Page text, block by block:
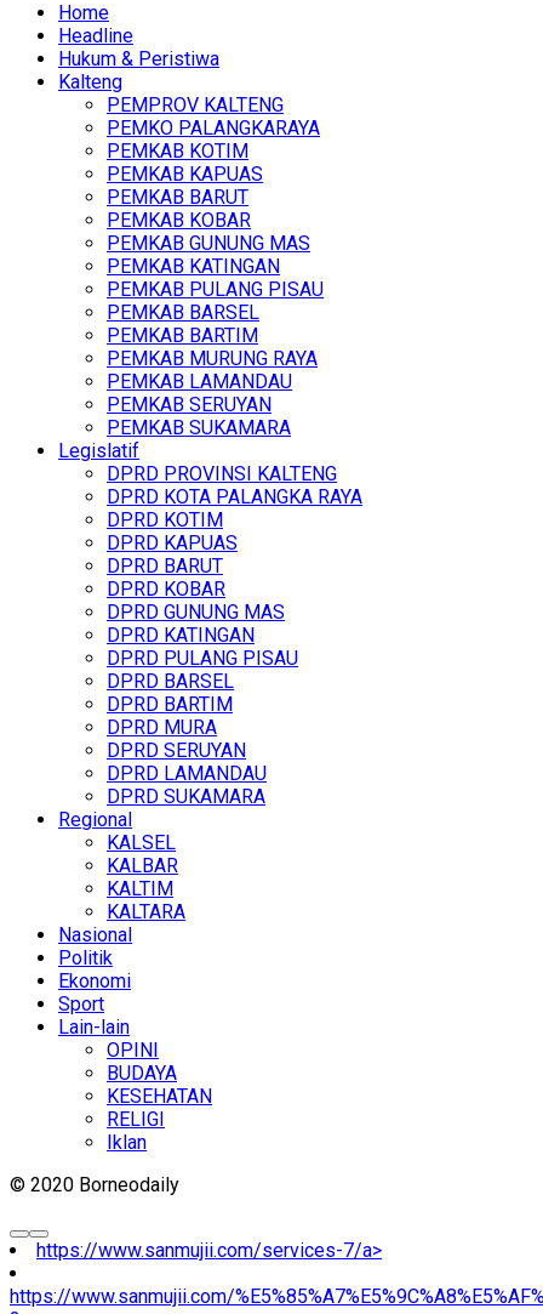
Home
Headline
Hukum & Peristiwa
Kalteng
PEMPROV KALTENG
PEMKO PALANGKARAYA
PEMKAB KOTIM
PEMKAB KAPUAS
PEMKAB BARUT
PEMKAB KOBAR
PEMKAB GUNUNG MAS
PEMKAB KATINGAN
PEMKAB PULANG PISAU
PEMKAB BARSEL
PEMKAB BARTIM
PEMKAB MURUNG RAYA
PEMKAB LAMANDAU
PEMKAB SERUYAN
PEMKAB SUKAMARA
Legislatif
DPRD PROVINSI KALTENG
DPRD KOTA PALANGKA RAYA
DPRD KOTIM
DPRD KAPUAS
DPRD BARUT
DPRD KOBAR
DPRD GUNUNG MAS
DPRD KATINGAN
DPRD PULANG PISAU
DPRD BARSEL
DPRD BARTIM
DPRD MURA
DPRD SERUYAN
DPRD LAMANDAU
DPRD SUKAMARA
Regional
KALSEL
KALBAR
KALTIM
KALTARA
Nasional
Politik
Ekonomi
Sport
Lain-lain
OPINI
BUDAYA
KESEHATAN
RELIGI
Iklan
© 2020 Borneodaily
https://www.sanmujii.com/services-7/a>
https://www.sanmujii.com/